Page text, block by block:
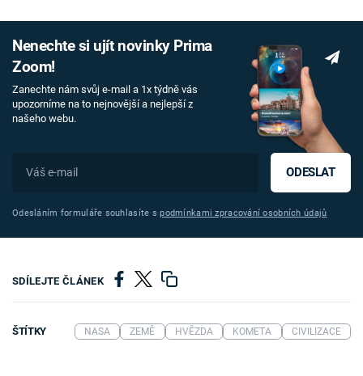
Nenechte si ujít novinky Prima
Zoom!
Zanechte nám svůj e-mail a 1x týdně vás
upozorníme na to nejnovější a nejlepší z
našeho webu.
ODESLAT
Odesláním formuláře souhlasíte spodmínkami zpracování osobních údajů
SDÍLEJTE ČLÁNEK
ŠTÍTKY NASA ZEMĚ HVĚZDA KOMETA CIVILIZACE